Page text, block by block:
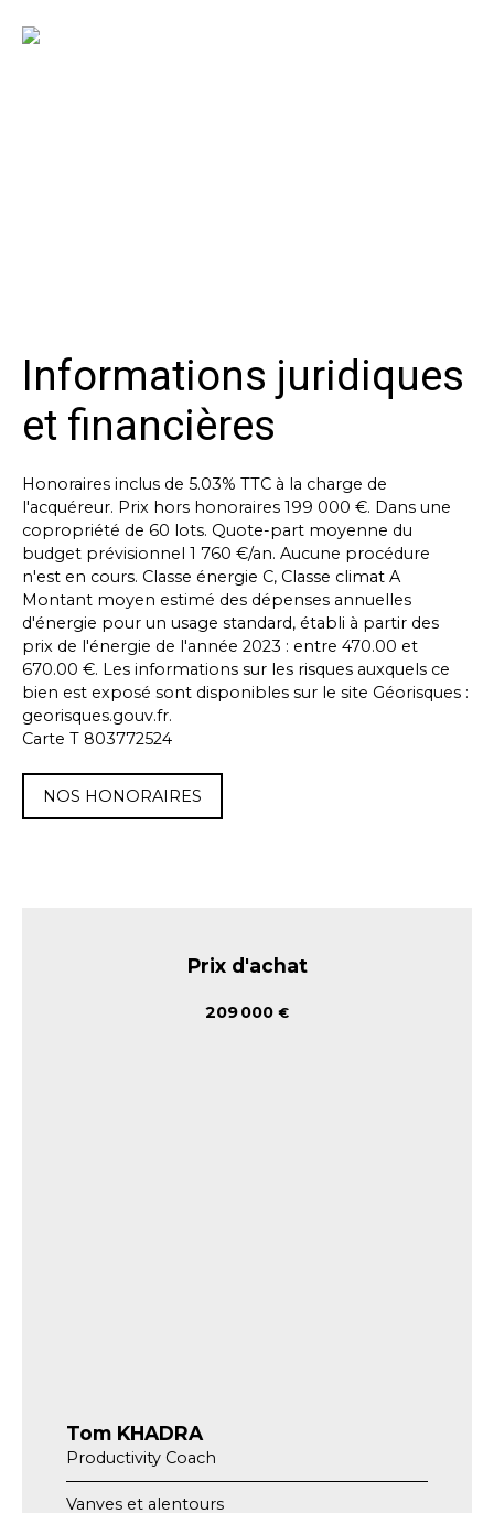
Informations juridiques
et financières
Honoraires inclus de 5.03% TTC à la charge de
l'acquéreur. Prix hors honoraires 199 000 €. Dans une
copropriété de 60 lots. Quote-part moyenne du
budget prévisionnel 1 760 €/an. Aucune procédure
n'est en cours. Classe énergie C, Classe climat A
Montant moyen estimé des dépenses annuelles
d'énergie pour un usage standard, établi à partir des
prix de l'énergie de l'année 2023 : entre 470.00 et
670.00 €. Les informations sur les risques auxquels ce
bien est exposé sont disponibles sur le site Géorisques :
georisques.gouv.fr.
Carte T 803772524
NOS HONORAIRES
Prix d'achat
209 000 €
Tom KHADRA
Productivity Coach
Vanves et alentours